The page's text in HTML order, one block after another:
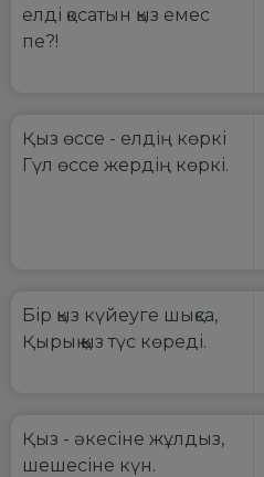
елді қосатын қыз емес
пе?!
Қыз өссе - елдің көркі
Гүл өссе жердің көркі.
Бір қыз күйеуге шықса,
Қырық қыз түс көреді.
Қыз - әкесіне жұлдыз,
шешесіне күн.